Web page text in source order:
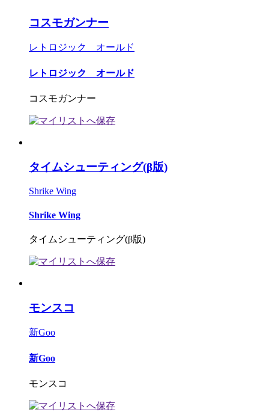
コスモガンナー
レトロジック オールド
レトロジック オールド
コスモガンナー
タイムシューティング(β版)
Shrike Wing
Shrike Wing
タイムシューティング(β版)
モンスコ
新Goo
新Goo
モンスコ